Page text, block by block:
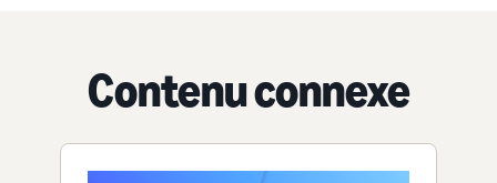
Contenu connexe